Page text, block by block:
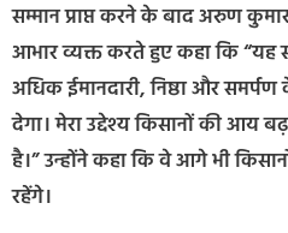
सम्मान प्राप्त करने के बाद अरुण
आभार व्यक्त करते हुए कहा कि “यह
अधिक ईमानदारी, निष्ठा और
देगा। मेरा उद्देश्य किसानों की आय
है।” उन्होंने कहा कि वे आगे भी
रहेंगे।